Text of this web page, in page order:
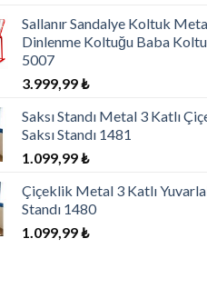
Sallanır Sandalye Koltuk
Dinlenme Koltuğu Baba
5007
3.999,99₺
Saksı Standı Metal 3 Katlı
Saksı Standı 1481
1.099,99₺
Çiçeklik Metal 3 Katlı
Standı 1480
1.099,99₺